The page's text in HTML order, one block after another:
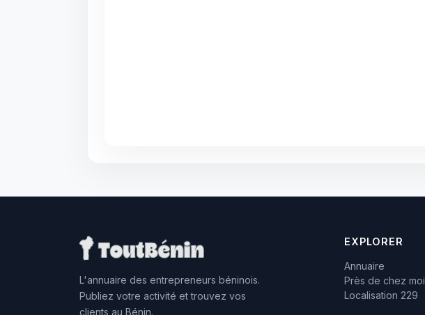
L'annuaire des entrepreneurs béninois.
Publiez votre activité et trouvez vos
clients au Bénin.
EXPLORER
Annuaire
Près de chez moi
Localisation 229